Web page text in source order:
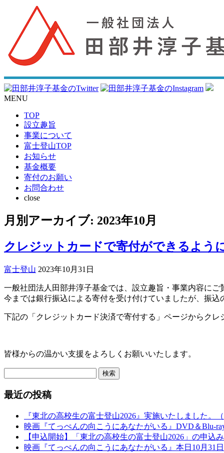
MENU
TOP
設立趣旨
事業について
富士登山TOP
お知らせ
基金概要
寄付のお願い
お問合わせ
close
月別アーカイブ: 2023年10月
クレジットカードで寄付ができるよう
富士登山 2023年10月31日
一般社団法人田部井淳子基金では、設立趣旨・事業内容に
今までは銀行振込による寄付を受け付けていましたが、振
下記の「クレジットカード決済で寄付する」ページからク
皆様からの温かい支援をよろしくお願いいたします。
最近の投稿
『東北の高校生の富士登山2026』実施いたしました。
映画『てっぺんの向こうにあなたがいる』DVD＆Blu-
【申込開始】「東北の高校生の富士登山2026」の申込
映画『てっぺんの向こうにあなたがいる』本日10月31